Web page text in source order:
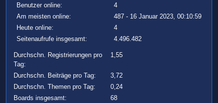
Benutzer online:
4
Am meisten online:
487 - 16 Januar 2023, 00:10:59
Heute online:
4
Seitenaufrufe insgesamt:
4.496.482
Durchschn. Registrierungen pro
Tag:
1,55
Durchschn. Beiträge pro Tag:
3,72
Durchschn. Themen pro Tag:
0,24
Boards insgesamt:
68